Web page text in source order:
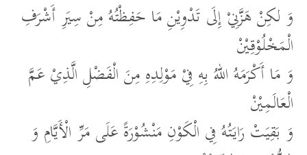
وَ لكِنْ هَزَّنِيْ إِلَى تَدْوِيْنِ مَا حَفِظْتُهُ مِنْ سِيَرِ أَشْرَفِ
الْمَخْلُوْقِيْنْ
وَ مَا أَكْرَمَهُ اللهُ بِهِ فِيْ مَوْلِدِهِ مِنَ الْفَضْلِ الَّذِيْ عَمَّ
الْعَالَمِيْنْ
وَ بَقِيَتْ رَايَتُهُ فِي الْكَوْنِ مَنْشُوْرَةً عَلَى مَرِّ الْأَيَّامِ وَ